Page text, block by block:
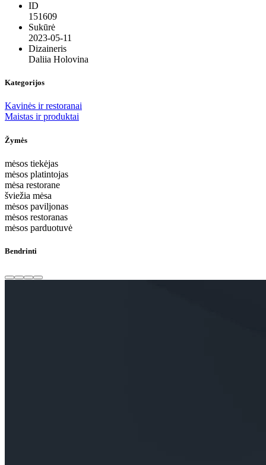
ID
151609
Sukūrė
2023-05-11
Dizaineris
Daliia Holovina
Kategorijos
Kavinės ir restoranai
Maistas ir produktai
Žymės
mėsos tiekėjas
mėsos platintojas
mėsa restorane
šviežia mėsa
mėsos paviljonas
mėsos restoranas
mėsos parduotuvė
Bendrinti